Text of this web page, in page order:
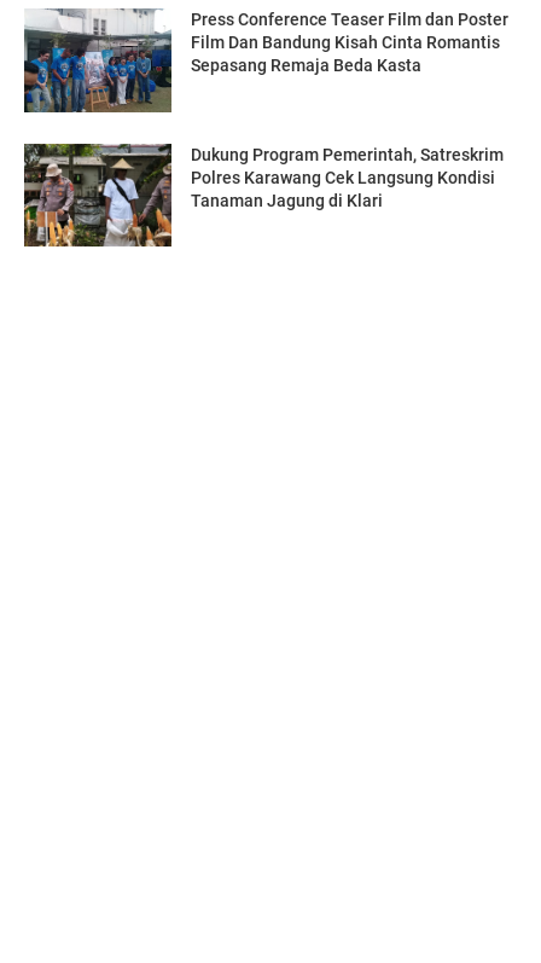
Press Conference Teaser Film dan Poster
Film Dan Bandung Kisah Cinta Romantis
Sepasang Remaja Beda Kasta
Dukung Program Pemerintah, Satreskrim
Polres Karawang Cek Langsung Kondisi
Tanaman Jagung di Klari